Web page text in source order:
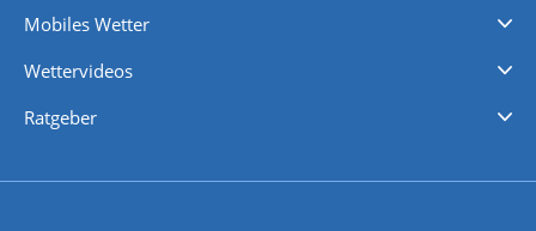
Mobiles Wetter
Wettervideos
Ratgeber